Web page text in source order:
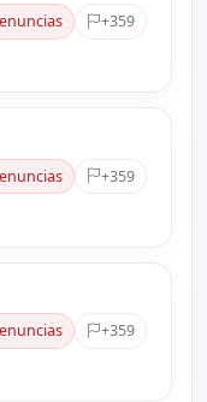
+359
+359
+359